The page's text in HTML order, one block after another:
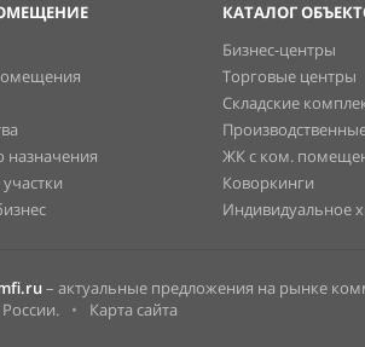
назначения
КАТАЛОГ
Бизнес-центры
Торговые центры
Складские
ЖК с ком.
Коворкинги
Индивидуальное
– актуальные предложения на рынке
• Карта сайта